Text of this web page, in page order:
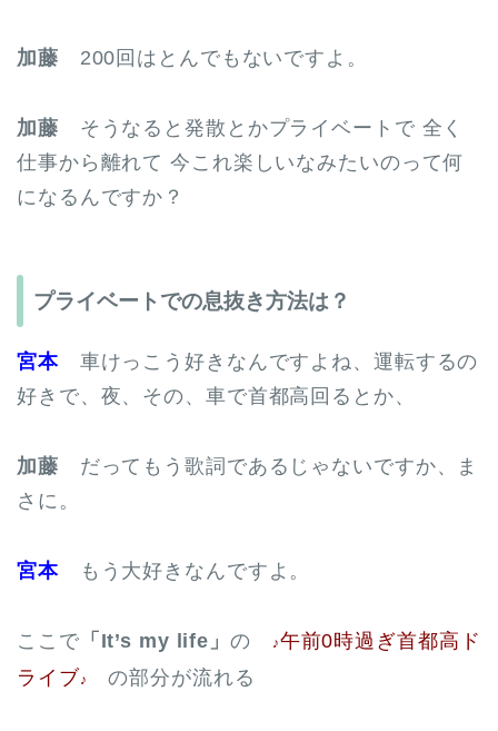
加藤 200回はとんでもないですよ。
加藤 そうなると発散とかプライベートで 全く
仕事から離れて 今これ楽しいなみたいのって何
になるんですか？
プライベートでの息抜き方法は？
宮本車けっこう好きなんですよね、運転するの
好きで、夜、その、車で首都高回るとか、
加藤 だってもう歌詞であるじゃないですか、ま
さに。
宮本もう大好きなんですよ。
ここで 「It’s my life」 の ♪午前0時過ぎ首都高ド
ライブ♪ の部分が流れる